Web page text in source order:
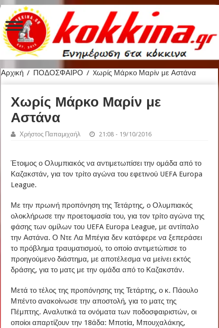
Αρχική / ΠΟΔΟΣΦΑΙΡΟ / Xωρίς Μάρκο Μαρίν με Αστάνα
Xωρίς Μάρκο Μαρίν με
Αστάνα
Χρήστος Παπαμιχαήλ 21:08 - 19/10/2016
Έτοιμος ο Ολυμπιακός να αντιμετωπίσει την ομάδα από το
Καζακστάν, για τον τρίτο αγώνα του εφετινού UEFA Europa
League.
Με την πρωινή προπόνηση της Τετάρτης, ο Ολυμπιακός
ολοκλήρωσε την προετοιμασία του, για τον τρίτο αγώνα της
φάσης των ομίλων του UEFA Europa League, με αντίπαλο
την Αστάνα. Ο Ντε Λα Μπέγια δεν κατάφερε να ξεπεράσει
το πρόβλημα τραυματισμού, το οποίο αντιμετώπισε το
προηγούμενο διάστημα, με αποτέλεσμα να μείνει εκτός
δράσης, για το ματς με την ομάδα από το Καζακστάν.
Μετά το τέλος της προπόνησης της Τετάρτης, ο κ. Πάουλο
Μπέντο ανακοίνωσε την αποστολή, για το ματς της
Πέμπτης. Αναλυτικά τα ονόματα των ποδοσφαιριστών, οι
οποίοι απαρτίζουν την 18άδα: Μποτία, Μπουχαλάκης,